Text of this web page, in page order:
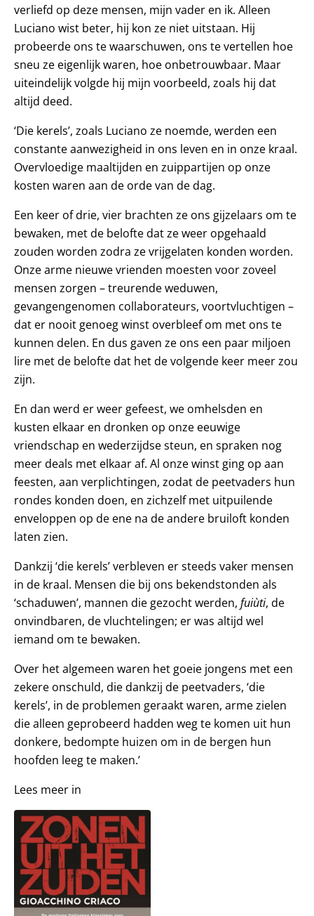
verliefd op deze mensen, mijn vader en ik. Alleen
Luciano wist beter, hij kon ze niet uitstaan. Hij
probeerde ons te waarschuwen, ons te vertellen hoe
sneu ze eigenlijk waren, hoe onbetrouwbaar. Maar
uiteindelijk volgde hij mijn voorbeeld, zoals hij dat
altijd deed.
‘Die kerels’, zoals Luciano ze noemde, werden een
constante aanwezigheid in ons leven en in onze kraal.
Overvloedige maaltijden en zuippartijen op onze
kosten waren aan de orde van de dag.
Een keer of drie, vier brachten ze ons gijzelaars om te
bewaken, met de belofte dat ze weer opgehaald
zouden worden zodra ze vrijgelaten konden worden.
Onze arme nieuwe vrienden moesten voor zoveel
mensen zorgen – treurende weduwen,
gevangengenomen collaborateurs, voortvluchtigen –
dat er nooit genoeg winst overbleef om met ons te
kunnen delen. En dus gaven ze ons een paar miljoen
lire met de belofte dat het de volgende keer meer zou
zijn.
En dan werd er weer gefeest, we omhelsden en
kusten elkaar en dronken op onze eeuwige
vriendschap en wederzijdse steun, en spraken nog
meer deals met elkaar af. Al onze winst ging op aan
feesten, aan verplichtingen, zodat de peetvaders hun
rondes konden doen, en zichzelf met uitpuilende
enveloppen op de ene na de andere bruiloft konden
laten zien.
Dankzij ‘die kerels’ verbleven er steeds vaker mensen
in de kraal. Mensen die bij ons bekendstonden als
‘schaduwen’, mannen die gezocht werden, fuiùti, de
onvindbaren, de vluchtelingen; er was altijd wel
iemand om te bewaken.
Over het algemeen waren het goeie jongens met een
zekere onschuld, die dankzij de peetvaders, ‘die
kerels’, in de problemen geraakt waren, arme zielen
die alleen geprobeerd hadden weg te komen uit hun
donkere, bedompte huizen om in de bergen hun
hoofden leeg te maken.’
Lees meer in